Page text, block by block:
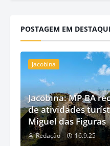
POSTAGEM EM
Jacobina
Jacobina: MP-BA
de atividades
Miguel das Figuras
Redação 16.9.25